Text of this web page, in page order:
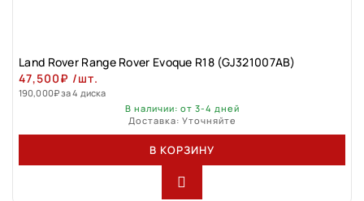
Land Rovеr Rаngе Rоver Evоque R18 (GJ321007АВ)
47,500₽ /шт.
190,000₽за 4 диска
В наличии: от 3-4 дней
Доставка: Уточняйте
В КОРЗИНУ